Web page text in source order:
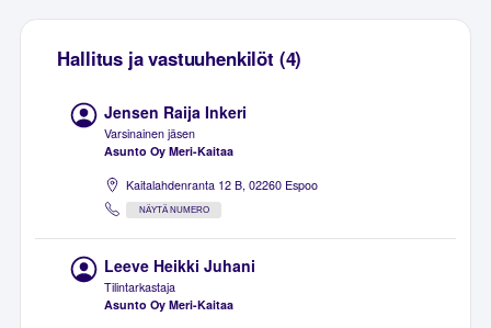
Hallitus ja vastuuhenkilöt (4)
Jensen Raija Inkeri
Varsinainen jäsen
Asunto Oy Meri-Kaitaa
Kaitalahdenranta 12 B, 02260 Espoo
NÄYTÄ NUMERO
Leeve Heikki Juhani
Tilintarkastaja
Asunto Oy Meri-Kaitaa